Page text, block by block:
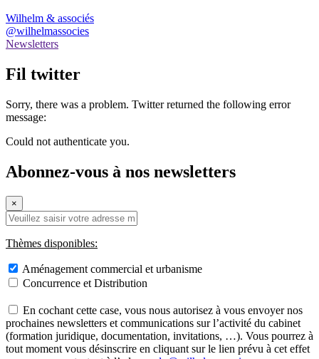
Wilhelm & associés
@wilhelmassocies
Newsletters
Fil twitter
Sorry, there was a problem. Twitter returned the following error
message:
Could not authenticate you.
Abonnez-vous à nos newsletters
×
Thèmes disponibles:
Aménagement commercial et urbanisme
Concurrence et Distribution
En cochant cette case, vous nous autorisez à vous envoyer nos
prochaines newsletters et communications sur l’activité du cabinet
(formation juridique, documentation, invitations, …). Vous pourrez à
tout moment vous désinscrire en cliquant sur le lien prévu à cet effet